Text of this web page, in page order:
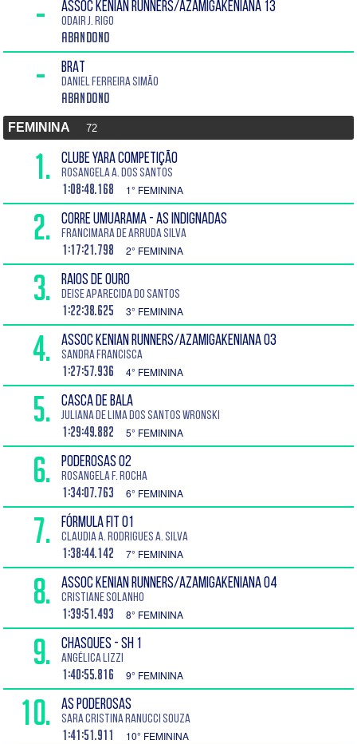
- ASSOC KENIAN RUNNERS/AZAMIGAKENIANA 13
Odair J. Rigo
Abandono
- BRAT
Daniel Ferreira Simão
Abandono
FEMININA 72
1. CLUBE YARA COMPETIÇÃO
Rosangela A. dos Santos
1:08:48.168 1° FEMININA
2. CORRE UMUARAMA - AS INDIGNADAS
Francimara de Arruda Silva
1:17:21.798 2° FEMININA
3. RAIOS DE OURO
Deise Aparecida do Santos
1:22:38.625 3° FEMININA
4. ASSOC KENIAN RUNNERS/AZAMIGAKENIANA 03
Sandra Francisca
1:27:57.936 4° FEMININA
5. CASCA DE BALA
Juliana de Lima dos Santos Wronski
1:29:49.882 5° FEMININA
6. PODEROSAS 02
Rosangela F. Rocha
1:34:07.763 6° FEMININA
7. FÓRMULA FIT 01
Claudia A. Rodrigues A. Silva
1:38:44.142 7° FEMININA
8. ASSOC KENIAN RUNNERS/AZAMIGAKENIANA 04
Cristiane Solanho
1:39:51.493 8° FEMININA
9. CHASQUES - SH 1
Angélica Lizzi
1:40:55.816 9° FEMININA
10. AS PODEROSAS
Sara Cristina Ranucci Souza
1:41:51.911 10° FEMININA